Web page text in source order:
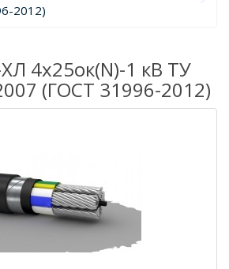
2012)
4х25ок(N)-1 кВ ТУ
(ГОСТ 31996-2012)